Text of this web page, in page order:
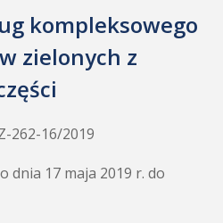
kompleksowego
zielonych z
262-16/2019
dnia 17 maja 2019 r. do